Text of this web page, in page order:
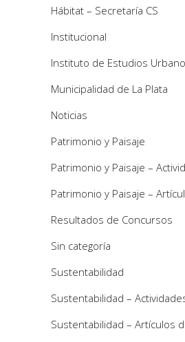
Hábitat – Secretaría CS
Institucional
Instituto de Estudios
Municipalidad de La Plata
Noticias
Patrimonio y Paisaje
Patrimonio y Paisaje –
Patrimonio y Paisaje –
Resultados de Concursos
Sin categoría
Sustentabilidad
Sustentabilidad –
Sustentabilidad – Artículos